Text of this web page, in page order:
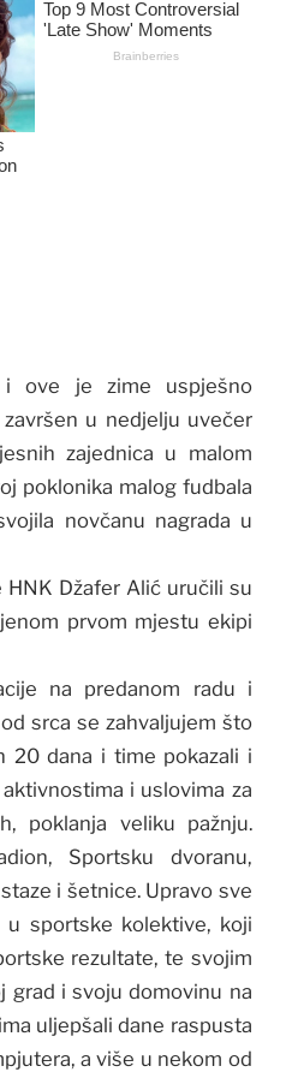
i ove je zime uspješno
u nedjelju uvečer
zajednica u malom
poklonika malog fudbala
novčanu nagrada u
Džafer Alić uručili su
prvom mjestu ekipi
na predanom radu i
srca se zahvaljujem što
20 dana i time pokazali i
i uslovima za
poklanja veliku pažnju.
Sportsku dvoranu,
i šetnice. Upravo sve
u sportske kolektive, koji
rezultate, te svojim
grad i svoju domovinu na
uljepšali dane raspusta
a više u nekom od